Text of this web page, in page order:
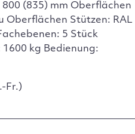
(835) mm Oberflächen
Oberflächen Stützen: RAL
5 Stück
1600 kg Bedienung:
Fr.)